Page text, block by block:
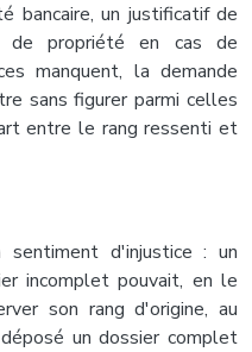
bancaire, un justificatif de
de propriété en cas de
manquent, la demande
sans figurer parmi celles
entre le rang ressenti et
sentiment d'injustice : un
incomplet pouvait, en le
son rang d'origine, au
un dossier complet